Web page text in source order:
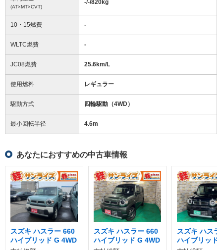
(AT×MT×CVT)
-/-/820kg
10・15燃費 -
WLTC燃費 -
JC08燃費 25.6km/L
使用燃料 レギュラー
駆動方式 四輪駆動（4WD）
最小回転半径 4.6m
あなたにおすすめの中古車情報
スズキ ハスラー 660
ハイブリッド G 4WD
スズキ ハスラー 660
ハイブリッド G 4WD
スズキ ハス
ハイブリッド